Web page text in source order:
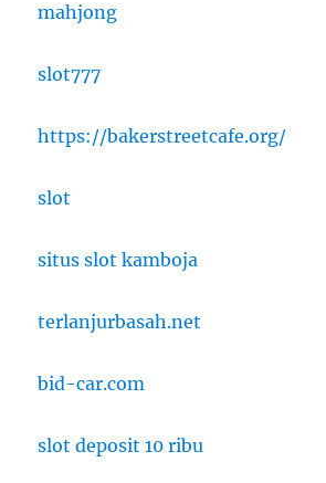
mahjong
slot777
https://bakerstreetcafe.org/
slot
situs slot kamboja
terlanjurbasah.net
bid-car.com
slot deposit 10 ribu